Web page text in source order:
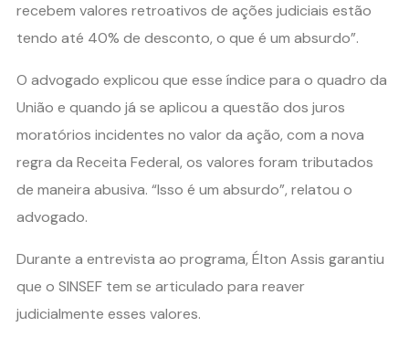
recebem valores retroativos de ações judiciais estão
tendo até 40% de desconto, o que é um absurdo”.
O advogado explicou que esse índice para o quadro da
União e quando já se aplicou a questão dos juros
moratórios incidentes no valor da ação, com a nova
regra da Receita Federal, os valores foram tributados
de maneira abusiva. “Isso é um absurdo”, relatou o
advogado.
Durante a entrevista ao programa, Élton Assis garantiu
que o SINSEF tem se articulado para reaver
judicialmente esses valores.